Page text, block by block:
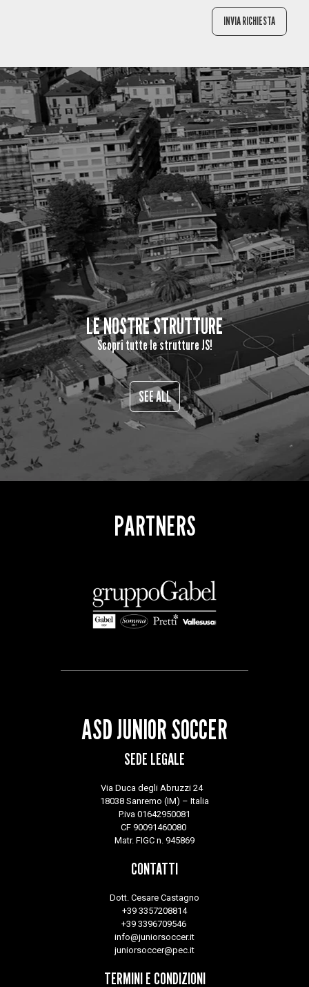
LE NOSTRE STRUTTURE
Scopri tutte le strutture JS!
SEE ALL
PARTNERS
ASD JUNIOR SOCCER
SEDE LEGALE
Via Duca degli Abruzzi 24
18038 Sanremo (IM) – Italia
P.iva 01642950081
CF 90091460080
Matr. FIGC n. 945869
CONTATTI
Dott. Cesare Castagno
+39 3357208814
+39 3396709546
info@juniorsoccer.it
juniorsoccer@pec.it
TERMINI E CONDIZIONI